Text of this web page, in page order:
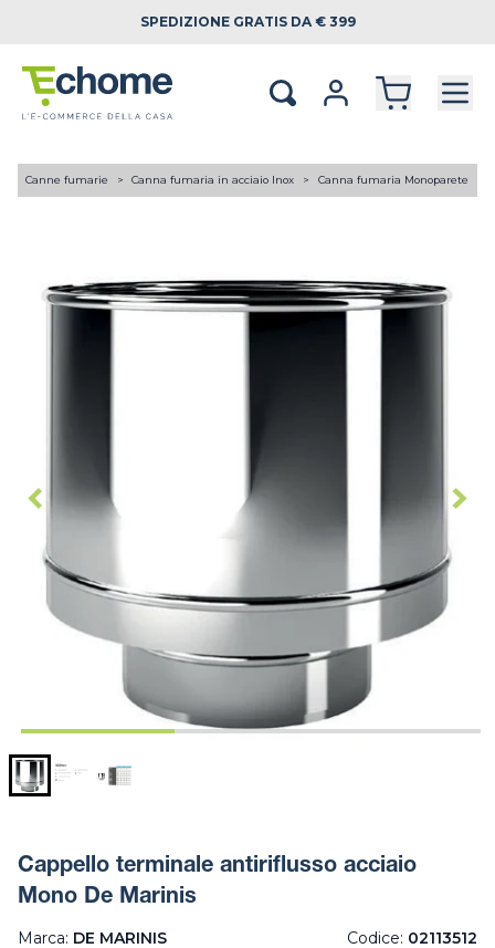
SPEDIZIONE GRATIS DA € 399
Canne fumarie Canna fumaria in acciaio Inox Canna fumaria Monoparete
Cappello terminale antiriflusso acciaio
Mono De Marinis
Marca: DE MARINIS Codice: 02113512